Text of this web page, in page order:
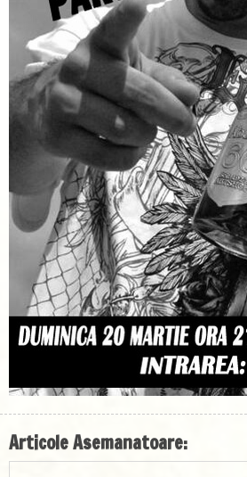
Articole Asemanatoare: